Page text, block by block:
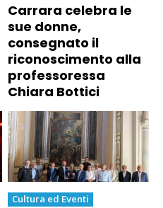
Carrara celebra le
sue donne,
consegnato il
riconoscimento alla
professoressa
Chiara Bottici
Cultura ed Eventi